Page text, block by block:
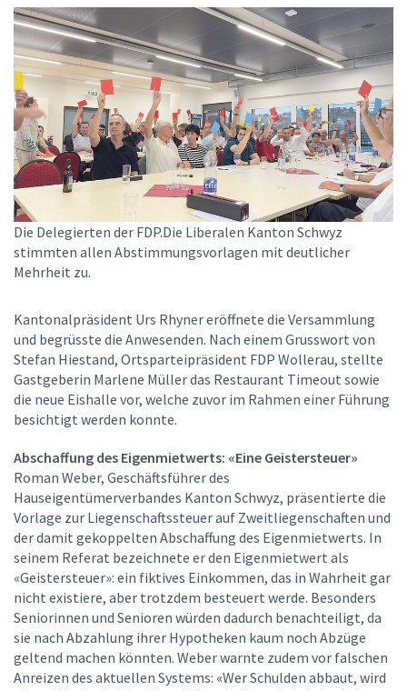
Die Delegierten der FDP.Die Liberalen Kanton Schwyz
stimmten allen Abstimmungsvorlagen mit deutlicher
Mehrheit zu.
Kantonalpräsident Urs Rhyner eröffnete die Versammlung
und begrüsste die Anwesenden. Nach einem Grusswort von
Stefan Hiestand, Ortsparteipräsident FDP Wollerau, stellte
Gastgeberin Marlene Müller das Restaurant Timeout sowie
die neue Eishalle vor, welche zuvor im Rahmen einer Führung
besichtigt werden konnte.
Abschaffung des Eigenmietwerts: «Eine Geistersteuer»
Roman Weber, Geschäftsführer des
Hauseigentümerverbandes Kanton Schwyz, präsentierte die
Vorlage zur Liegenschaftssteuer auf Zweitliegenschaften und
der damit gekoppelten Abschaffung des Eigenmietwerts. In
seinem Referat bezeichnete er den Eigenmietwert als
«Geistersteuer»: ein fiktives Einkommen, das in Wahrheit gar
nicht existiere, aber trotzdem besteuert werde. Besonders
Seniorinnen und Senioren würden dadurch benachteiligt, da
sie nach Abzahlung ihrer Hypotheken kaum noch Abzüge
geltend machen könnten. Weber warnte zudem vor falschen
Anreizen des aktuellen Systems: «Wer Schulden abbaut, wird